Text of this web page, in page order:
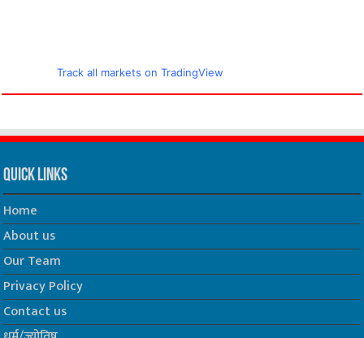
Track all markets on TradingView
Quick Links
Home
About us
Our Team
Privacy Policy
Contact us